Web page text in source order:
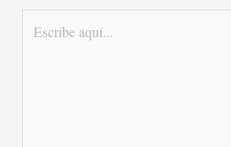
aquí...